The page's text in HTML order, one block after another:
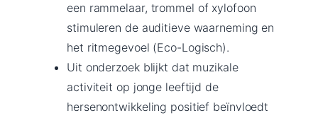
een rammelaar, trommel of xylofoon
stimuleren de auditieve waarneming en
het ritmegevoel (Eco-Logisch).
Uit onderzoek blijkt dat muzikale
activiteit op jonge leeftijd de
hersenontwikkeling positief beïnvloedt